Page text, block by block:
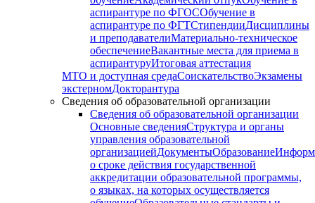
аспирантуре по ФГОСОбучение в
аспирантуре по ФГТСтипендииДисциплины
и преподавателиМатериально-техническое
обеспечениеВакантные места для приема в
аспирантуруИтоговая аттестация
МТО и доступная средаСоискательствоЭкзамены
экстерномДокторантура
Сведения об образовательной организации
Сведения об образовательной организации
Основные сведенияСтруктура и органы
управления образовательной
организациейДокументыОбразование
о сроке действия государственной
аккредитации образовательной программы,
о языках, на которых осуществляется